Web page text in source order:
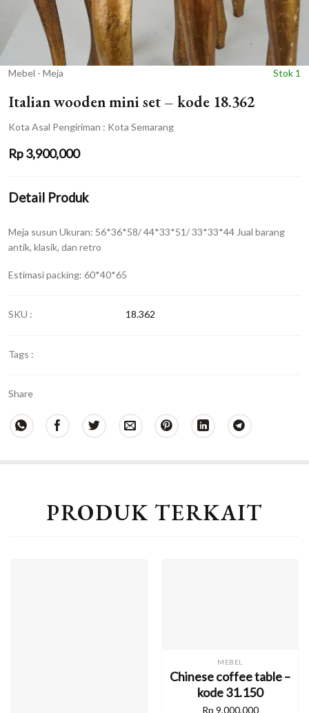
Mebel - Meja Stok 1
Italian wooden mini set – kode 18.362
Kota Asal Pengiriman : Kota Semarang
Rp3,900,000
Detail Produk
Meja susun Ukuran: 56*36*58/ 44*33*51/ 33*33*44 Jual barang
antik, klasik, dan retro
Estimasi packing: 60*40*65
SKU : 18.362
Tags :
Share
PRODUK TERKAIT
MEBEL
Chinese coffee table –
kode 31.150
Rp 9,000,000